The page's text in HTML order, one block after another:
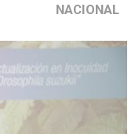
NACIONAL